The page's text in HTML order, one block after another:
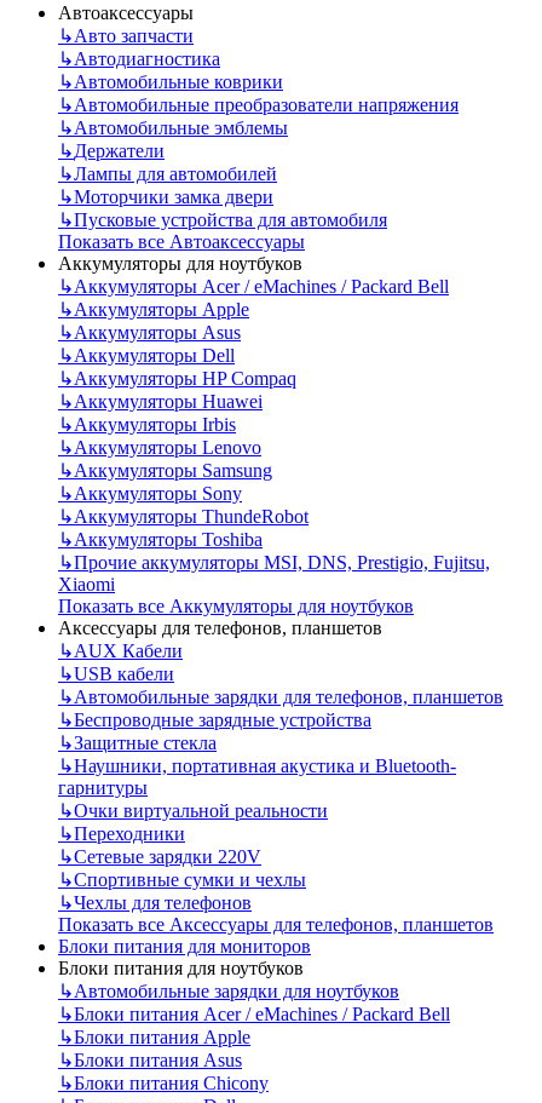
Автоаксессуары
↳Авто запчасти
↳Автодиагностика
↳Автомобильные коврики
↳Автомобильные преобразователи напряжения
↳Автомобильные эмблемы
↳Держатели
↳Лампы для автомобилей
↳Моторчики замка двери
↳Пусковые устройства для автомобиля
Показать все Автоаксессуары
Аккумуляторы для ноутбуков
↳Аккумуляторы Acer / eMachines / Packard Bell
↳Аккумуляторы Apple
↳Аккумуляторы Asus
↳Аккумуляторы Dell
↳Аккумуляторы HP Compaq
↳Аккумуляторы Huawei
↳Аккумуляторы Irbis
↳Аккумуляторы Lenovo
↳Аккумуляторы Samsung
↳Аккумуляторы Sony
↳Аккумуляторы ThundeRobot
↳Аккумуляторы Toshiba
↳Прочие аккумуляторы MSI, DNS, Prestigio, Fujitsu,
Xiaomi
Показать все Аккумуляторы для ноутбуков
Аксессуары для телефонов, планшетов
↳AUX Кабели
↳USB кабели
↳Автомобильные зарядки для телефонов, планшетов
↳Беспроводные зарядные устройства
↳Защитные стекла
↳Наушники, портативная акустика и Bluetooth-
гарнитуры
↳Очки виртуальной реальности
↳Переходники
↳Сетевые зарядки 220V
↳Спортивные сумки и чехлы
↳Чехлы для телефонов
Показать все Аксессуары для телефонов, планшетов
Блоки питания для мониторов
Блоки питания для ноутбуков
↳Автомобильные зарядки для ноутбуков
↳Блоки питания Acer / eMachines / Packard Bell
↳Блоки питания Apple
↳Блоки питания Asus
↳Блоки питания Chicony